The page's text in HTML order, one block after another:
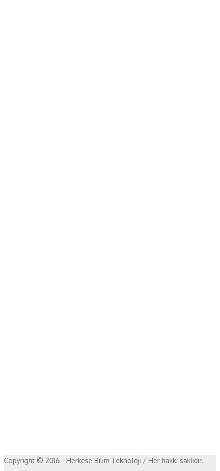
Copyright © 2016 - Herkese Bilim Teknoloji / Her hakkı saklıdır.